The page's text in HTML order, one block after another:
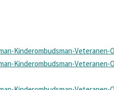
Kinderombudsman-
Kinderombudsman-